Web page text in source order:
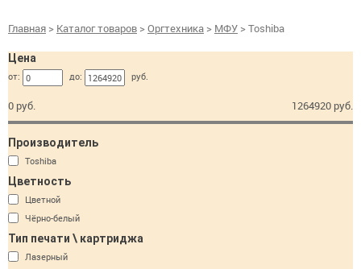
Главная > Каталог товаров >Оргтехника > МФУ > Toshiba
Цена
от: до: руб.
1264920 руб.
0 руб.
Производитель
Toshiba
Цветность
Цветной
Чёрно-белый
Тип печати \ картриджа
Лазерный